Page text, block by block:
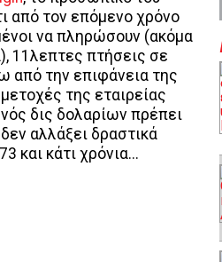
από τον επόμενο χρόνο
να πληρώσουν (ακόμα
11λεπτες πτήσεις σε
από την επιφάνεια της
της εταιρείας
δις δολαρίων πρέπει
αλλάξει δραστικά
και κάτι χρόνια...